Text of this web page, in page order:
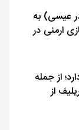
عیسی) به
ارمنی در
از جمله
از